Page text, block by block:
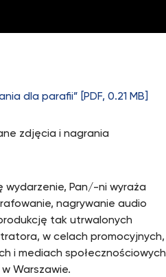
dla parafii” [PDF, 0.21 MB]
zdjęcia i nagrania
wydarzenie, Pan/-ni wyraża
nagrywanie audio
tak utrwalonych
w celach promocyjnych,
i mediach społecznościowych
Warszawie.